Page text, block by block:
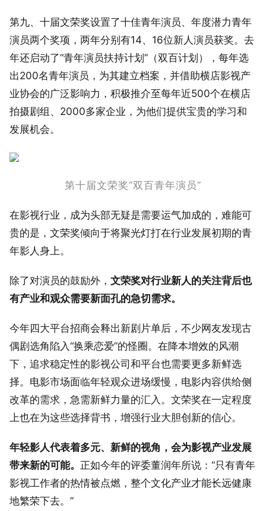
第九、十届文荣奖设置了十佳青年演员、年度潜力青年
演员两个奖项，两年分别有14、16位新人演员获奖。去
年还启动了“青年演员扶持计划”（双百计划），每年选
出200名青年演员，为其建立档案，并借助横店影视产
业协会的广泛影响力，积极推介至每年近500个在横店
拍摄剧组、2000多家企业，为他们提供宝贵的学习和
发展机会。
第十届文荣奖“双百青年演员”
在影视行业，成为头部无疑是需要运气加成的，难能可
贵的是，文荣奖倾向于将聚光灯打在行业发展初期的青
年影人身上。
除了对演员的鼓励外， 文荣奖对行业新人的关注背后也
有产业和观众需要新面孔的急切需求。
今年四大平台招商会释出新剧片单后，不少网友发现古
偶剧选角陷入“换乘恋爱”的怪圈。在降本增效的风潮
下，追求稳定性的影视公司和平台也需要更多新鲜选
择。电影市场面临年轻观众进场缓慢，电影内容供给侧
改革的需求，急需新鲜力量的汇入。文荣奖在一定程度
上也在为这些选择背书，增强行业大胆创新的信心。
年轻影人代表着多元、新鲜的视角，会为影视产业发展
带来新的可能。 正如今年的评委董润年所说：“只有青年
影视工作者的热情被点燃，整个文化产业才能长远健康
地繁荣下去。”